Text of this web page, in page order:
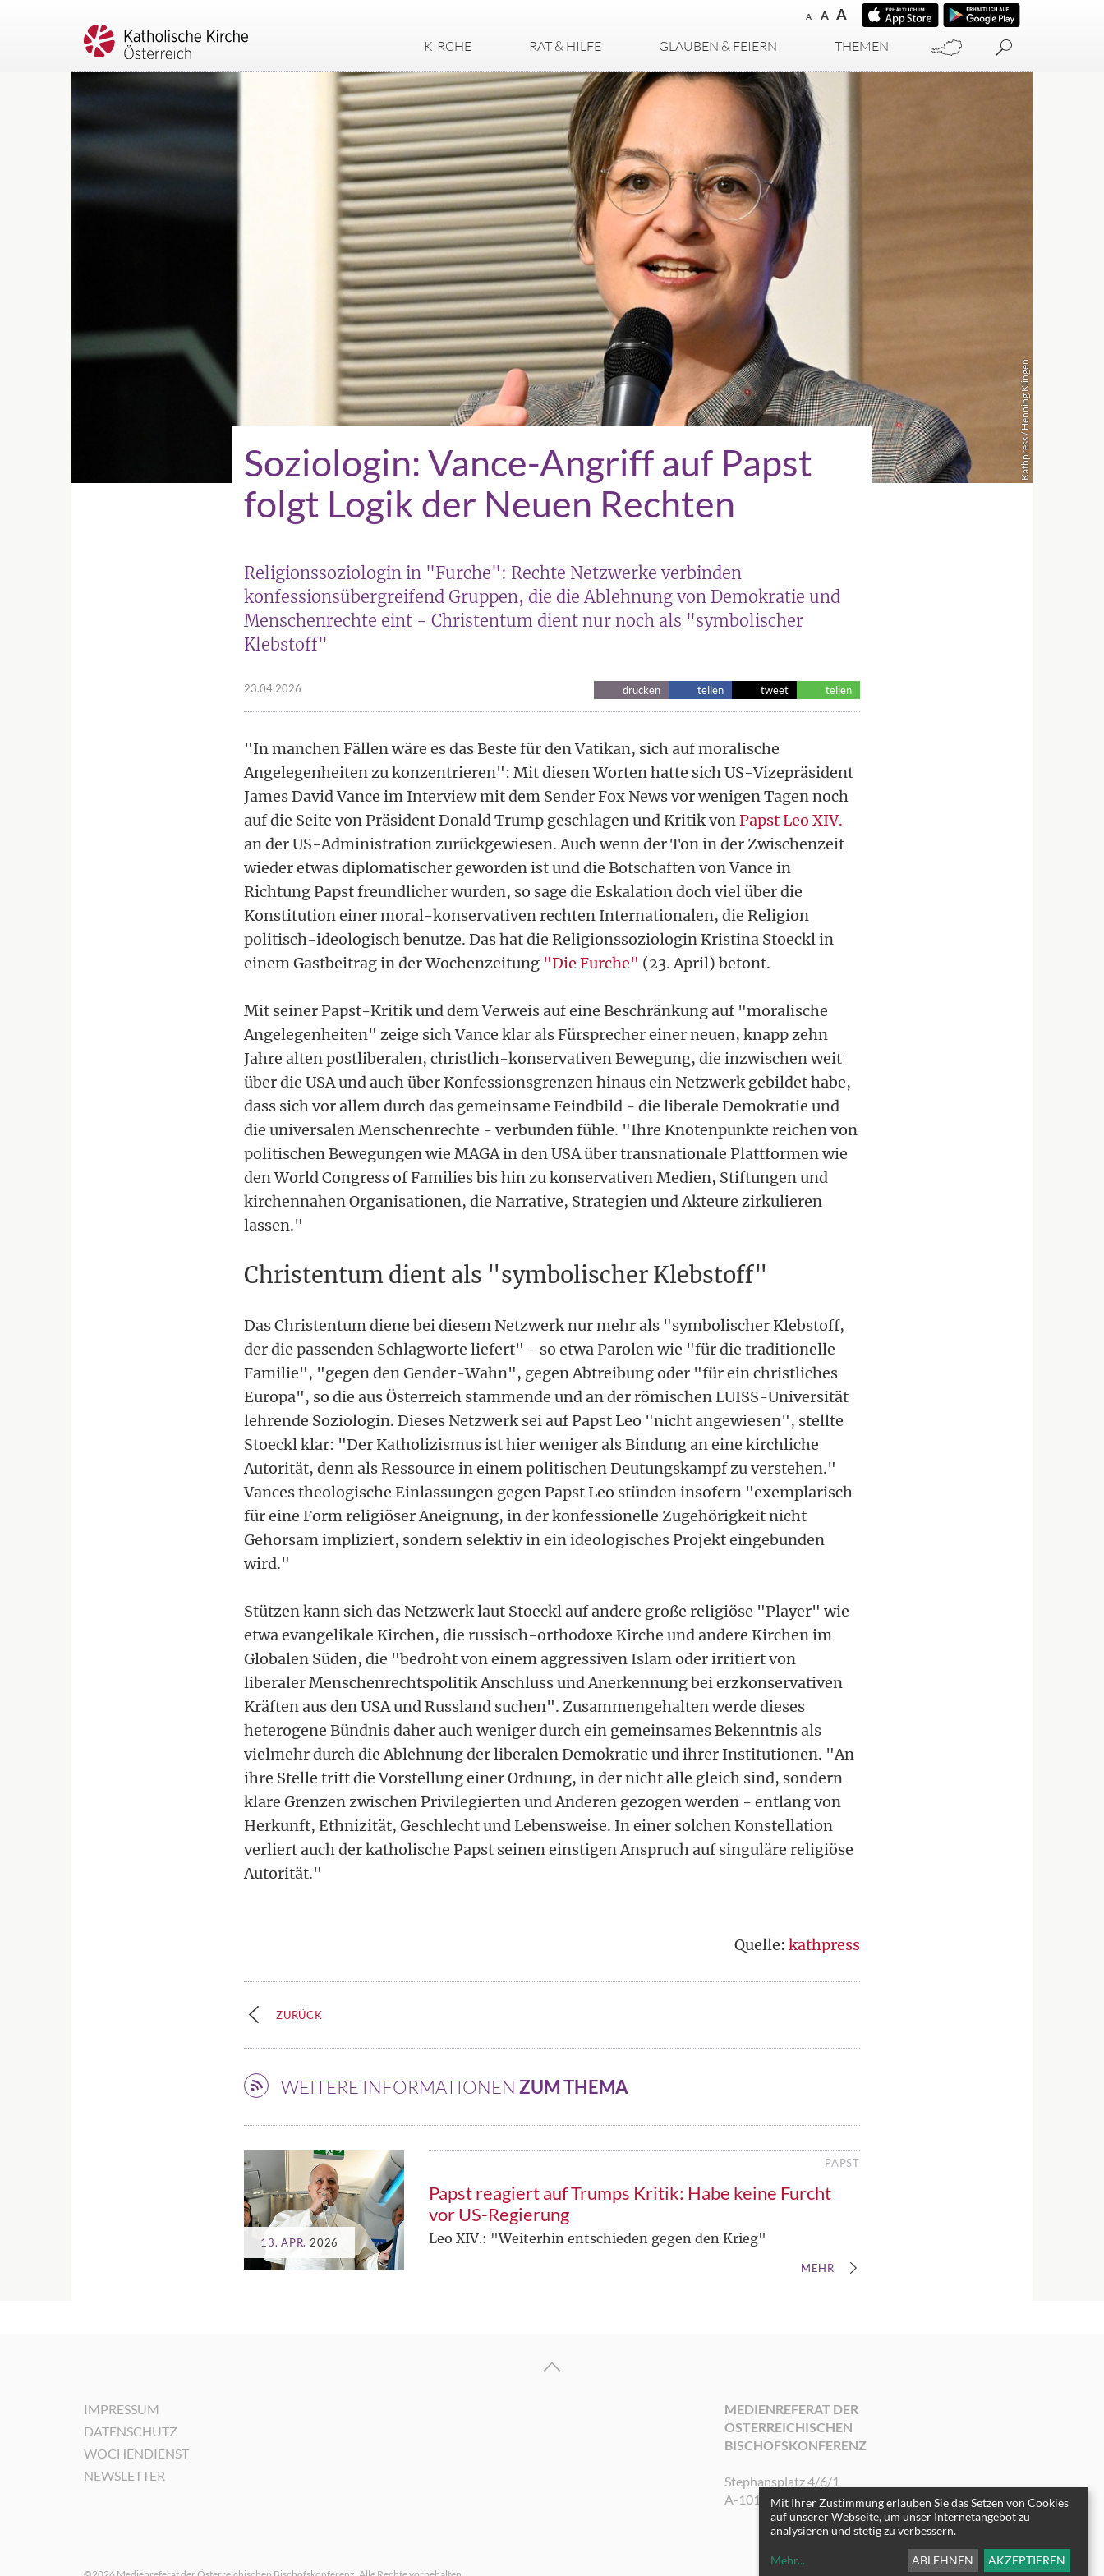
A A A
KIRCHE RAT & HILFE GLAUBEN & FEIERN THEMEN
Kathpress / Henning Klingen
Soziologin: Vance-Angriff auf Papst
folgt Logik der Neuen Rechten
Religionssoziologin in "Furche": Rechte Netzwerke verbinden
konfessionsübergreifend Gruppen, die die Ablehnung von Demokratie und
Menschenrechte eint - Christentum dient nur noch als "symbolischer
Klebstoff"
23.04.2026 drucken teilen tweet teilen
"In manchen Fällen wäre es das Beste für den Vatikan, sich auf moralische
Angelegenheiten zu konzentrieren": Mit diesen Worten hatte sich US-Vizepräsident
James David Vance im Interview mit dem Sender Fox News vor wenigen Tagen noch
auf die Seite von Präsident Donald Trump geschlagen und Kritik vonPapst Leo XIV.
an der US-Administration zurückgewiesen. Auch wenn der Ton in der Zwischenzeit
wieder etwas diplomatischer geworden ist und die Botschaften von Vance in
Richtung Papst freundlicher wurden, so sage die Eskalation doch viel über die
Konstitution einer moral-konservativen rechten Internationalen, die Religion
politisch-ideologisch benutze. Das hat die Religionssoziologin Kristina Stoeckl in
einem Gastbeitrag in der Wochenzeitung "Die Furche" (23. April) betont.
Mit seiner Papst-Kritik und dem Verweis auf eine Beschränkung auf "moralische
Angelegenheiten" zeige sich Vance klar als Fürsprecher einer neuen, knapp zehn
Jahre alten postliberalen, christlich-konservativen Bewegung, die inzwischen weit
über die USA und auch über Konfessionsgrenzen hinaus ein Netzwerk gebildet habe,
dass sich vor allem durch das gemeinsame Feindbild - die liberale Demokratie und
die universalen Menschenrechte - verbunden fühle. "Ihre Knotenpunkte reichen von
politischen Bewegungen wie MAGA in den USA über transnationale Plattformen wie
den World Congress of Families bis hin zu konservativen Medien, Stiftungen und
kirchennahen Organisationen, die Narrative, Strategien und Akteure zirkulieren
lassen."
Christentum dient als "symbolischer Klebstoff"
Das Christentum diene bei diesem Netzwerk nur mehr als "symbolischer Klebstoff,
der die passenden Schlagworte liefert" - so etwa Parolen wie "für die traditionelle
Familie", "gegen den Gender-Wahn", gegen Abtreibung oder "für ein christliches
Europa", so die aus Österreich stammende und an der römischen LUISS-Universität
lehrende Soziologin. Dieses Netzwerk sei auf Papst Leo "nicht angewiesen", stellte
Stoeckl klar: "Der Katholizismus ist hier weniger als Bindung an eine kirchliche
Autorität, denn als Ressource in einem politischen Deutungskampf zu verstehen."
Vances theologische Einlassungen gegen Papst Leo stünden insofern "exemplarisch
für eine Form religiöser Aneignung, in der konfessionelle Zugehörigkeit nicht
Gehorsam impliziert, sondern selektiv in ein ideologisches Projekt eingebunden
wird."
Stützen kann sich das Netzwerk laut Stoeckl auf andere große religiöse "Player" wie
etwa evangelikale Kirchen, die russisch-orthodoxe Kirche und andere Kirchen im
Globalen Süden, die "bedroht von einem aggressiven Islam oder irritiert von
liberaler Menschenrechtspolitik Anschluss und Anerkennung bei erzkonservativen
Kräften aus den USA und Russland suchen". Zusammengehalten werde dieses
heterogene Bündnis daher auch weniger durch ein gemeinsames Bekenntnis als
vielmehr durch die Ablehnung der liberalen Demokratie und ihrer Institutionen. "An
ihre Stelle tritt die Vorstellung einer Ordnung, in der nicht alle gleich sind, sondern
klare Grenzen zwischen Privilegierten und Anderen gezogen werden - entlang von
Herkunft, Ethnizität, Geschlecht und Lebensweise. In einer solchen Konstellation
verliert auch der katholische Papst seinen einstigen Anspruch auf singuläre religiöse
Autorität."
Quelle: kathpress
ZURÜCK
WEITERE INFORMATIONEN ZUM THEMA
13. APR. 2026
PAPST
Papst reagiert auf Trumps Kritik: Habe keine Furcht
vor US-Regierung
Leo XIV.: "Weiterhin entschieden gegen den Krieg"
MEHR
IMPRESSUM
DATENSCHUTZ
WOCHENDIENST
NEWSLETTER
MEDIENREFERAT DER
ÖSTERREICHISCHEN
BISCHOFSKONFERENZ
Stephansplatz 4/6/1
A-1010 WienMit Ihrer Zustimmung erlauben Sie das Setzen von Cookies
auf unserer Webseite, um unser Internetangebot zu
analysieren und stetig zu verbessern.
Mehr... ABLEHNEN AKZEPTIEREN